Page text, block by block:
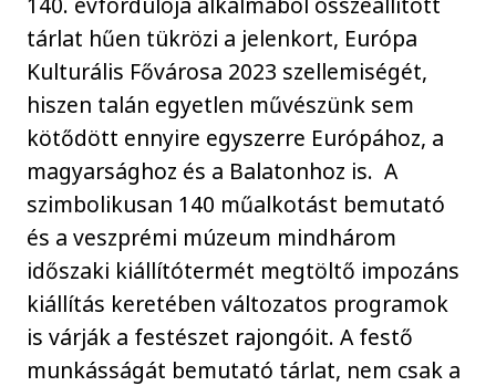
tárlat hűen tükrözi a jelenkort, Európa
Kulturális Fővárosa 2023 szellemiségét,
hiszen talán egyetlen művészünk sem
kötődött ennyire egyszerre Európához, a
magyarsághoz és a Balatonhoz is. A
szimbolikusan 140 műalkotást bemutató
és a veszprémi múzeum mindhárom
időszaki kiállítótermét megtöltő impozáns
kiállítás keretében változatos programok
is várják a festészet rajongóit. A festő
munkásságát bemutató tárlat, nem csak a